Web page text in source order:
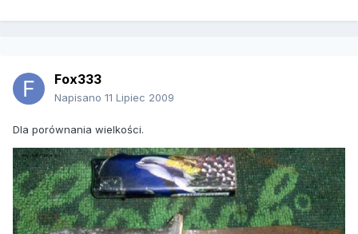
Fox333
Napisano 11 Lipiec 2009
Dla porównania wielkości.